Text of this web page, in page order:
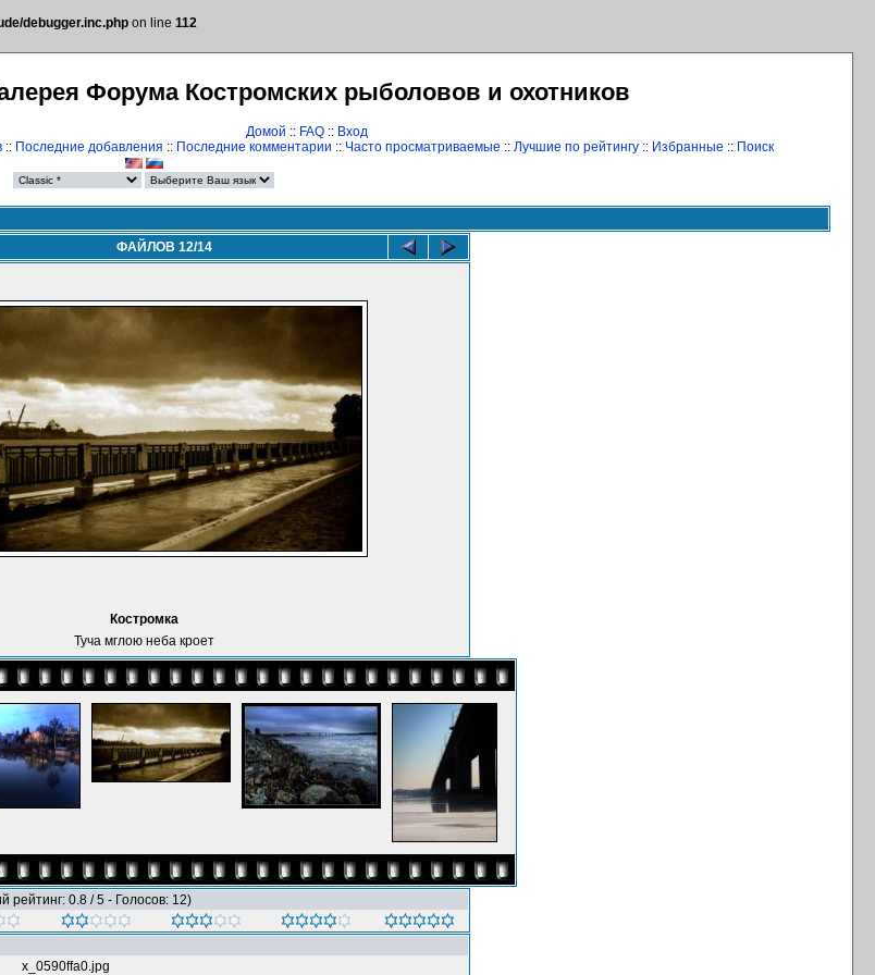
debugger.inc.php on line 112
Форума Костромских рыболовов и охотников
Домой :: FAQ :: Вход
:: Последние добавления :: Последние комментарии :: Часто просматриваемые :: Лучшие по рейтингу:: Избранные :: Поиск
ФАЙЛОВ 12/14
Костромка
Туча мглою неба кроет
рейтинг: 0.8 / 5 - Голосов: 12)
x_0590ffa0.jpg